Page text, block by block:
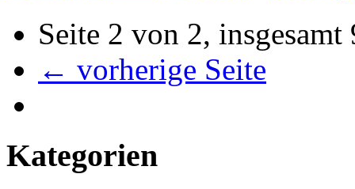
Seite 2 von 2, insgesamt
← vorherige Seite
Kategorien